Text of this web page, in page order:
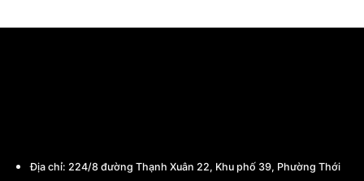
Địa chỉ: 224/8 đường Thạnh Xuân 22, Khu phố 39, Phường Thới